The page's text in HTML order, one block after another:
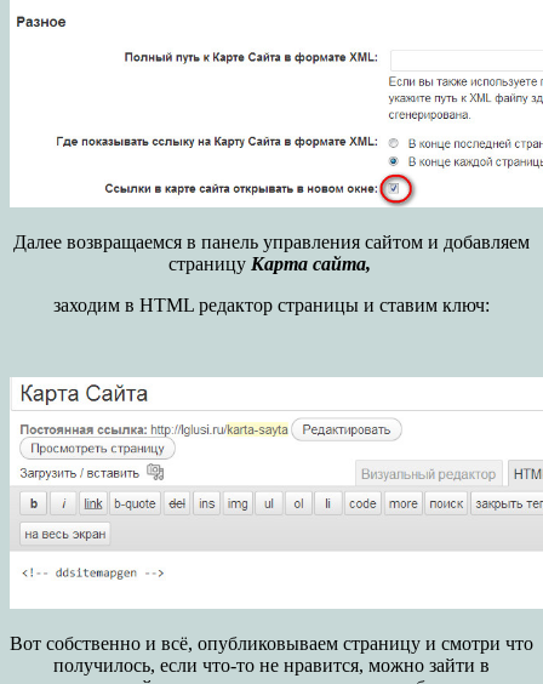
Далее возвращаемся в панель управления сайтом и добавляем
страницу Карта сайта,
заходим в HTML редактор страницы и ставим ключ:
Вот собственно и всё, опубликовываем страницу и смотри что
получилось, если что-то не нравится, можно зайти в